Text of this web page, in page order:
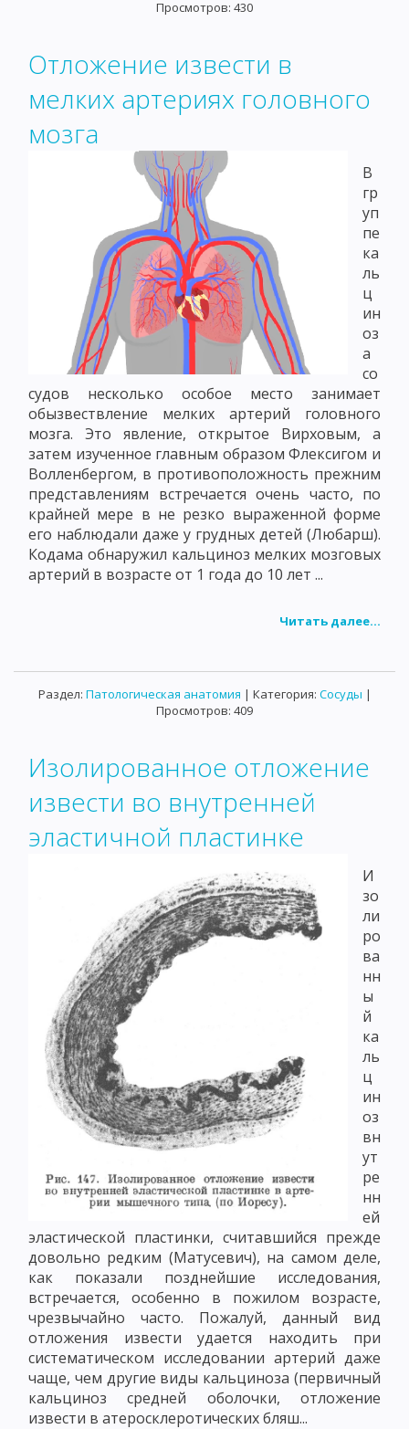
Просмотров: 430
Отложение извести в
мелких артериях головного
мозга
В
гр
уп
пе
ка
ль
ц
ин
оз
а
со
судов несколько особое место занимает
обызвествление мелких артерий головного
мозга. Это явление, открытое Вирховым, а
затем изученное главным образом Флексигом и
Волленбергом, в противоположность прежним
представлениям встречается очень часто, по
крайней мере в не резко выраженной форме
его наблюдали даже у грудных детей (Любарш).
Кодама обнаружил кальциноз мелких мозговых
артерий в возрасте от 1 года до 10 лет ...
Читать далее...
Раздел: Патологическая анатомия | Категория: Сосуды |
Просмотров: 409
Изолированное отложение
извести во внутренней
эластичной пластинке
И
зо
ли
ро
ва
нн
ы
й
ка
ль
ц
ин
оз
вн
ут
ре
нн
ей
эластической пластинки, считавшийся прежде
довольно редким (Матусевич), на самом деле,
как показали позднейшие исследования,
встречается, особенно в пожилом возрасте,
чрезвычайно часто. Пожалуй, данный вид
отложения извести удается находить при
систематическом исследовании артерий даже
чаще, чем другие виды кальциноза (первичный
кальциноз средней оболочки, отложение
извести в атеросклеротических бляш...